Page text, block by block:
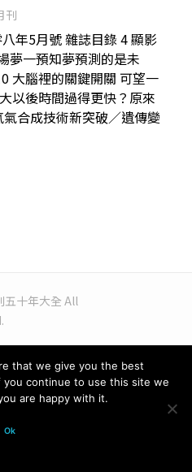
刊
年5月號 雜誌目錄 4 顯影
夢一預知夢預測的是未
大腦裡的關鍵開關 可望一
以後時間過得更快？原來
合成技術新突破／遺傳變
十年大全 All
that we give you the best
continue to use this site we
are happy with it.
Ok